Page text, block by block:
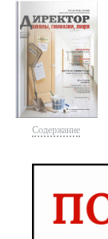
Содержание